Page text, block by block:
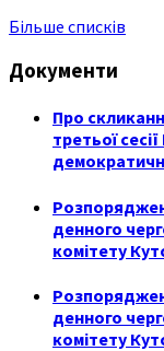
Більше списків
Документи
Про
третьої
денного
комітету
денного
комітету